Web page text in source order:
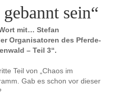
sein“
mit… Stefan
Organisatoren des Pferde-
– Teil 3“.
Teil von „Chaos im
Gab es schon vor dieser